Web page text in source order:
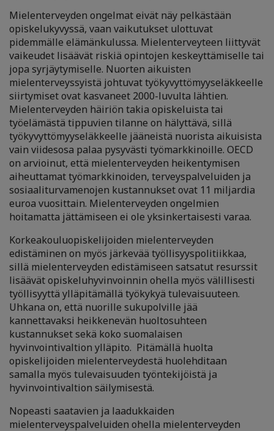
Mielenterveyden ongelmat eivät näy pelkästään
opiskelukyvyssä, vaan vaikutukset ulottuvat
pidemmälle elämänkulussa. Mielenterveyteen liittyvät
vaikeudet lisäävät riskiä opintojen keskeyttämiselle tai
jopa syrjäytymiselle. Nuorten aikuisten
mielenterveyssyistä johtuvat työkyvyttömyyseläkkeelle
siirtymiset ovat kasvaneet 2000-luvulta lähtien.
Mielenterveyden häiriön takia opiskeluista tai
työelämästä tippuvien tilanne on hälyttävä, sillä
työkyvyttömyyseläkkeelle jääneistä nuorista aikuisista
vain viidesosa palaa pysyvästi työmarkkinoille. OECD
on arvioinut, että mielenterveyden heikentymisen
aiheuttamat työmarkkinoiden, terveyspalveluiden ja
sosiaaliturvamenojen kustannukset ovat 11 miljardia
euroa vuosittain. Mielenterveyden ongelmien
hoitamatta jättämiseen ei ole yksinkertaisesti varaa.
Korkeakouluopiskelijoiden mielenterveyden
edistäminen on myös järkevää työllisyyspolitiikkaa,
sillä mielenterveyden edistämiseen satsatut resurssit
lisäävät opiskeluhyvinvoinnin ohella myös välillisesti
työllisyyttä ylläpitämällä työkykyä tulevaisuuteen.
Uhkana on, että nuorille sukupolville jää
kannettavaksi heikkenevän huoltosuhteen
kustannukset sekä koko suomalaisen
hyvinvointivaltion ylläpito. Pitämällä huolta
opiskelijoiden mielenterveydestä huolehditaan
samalla myös tulevaisuuden työntekijöistä ja
hyvinvointivaltion säilymisestä.
Nopeasti saatavien ja laadukkaiden
mielenterveyspalveluiden ohella mielenterveyden